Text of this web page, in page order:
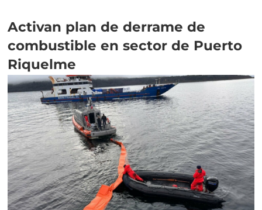
Activan plan de derrame de
combustible en sector de Puerto
Riquelme